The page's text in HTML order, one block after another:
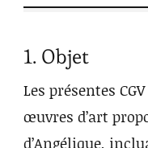
1. Objet
Les présentes
œuvres d’art
d’Angélique,